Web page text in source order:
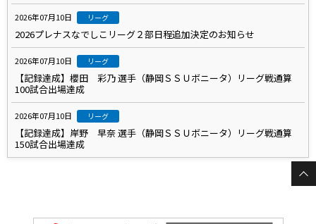
2026年07月10日 リーグ
2026プレナスなでしこリーグ２部日程追加決定のお知らせ
2026年07月10日 リーグ
【記録達成】櫻田 彩乃 選手（静岡ＳＳＵボニータ）リーグ戦通算
100試合出場達成
2026年07月10日 リーグ
【記録達成】岸野 早奈 選手（静岡ＳＳＵボニータ）リーグ戦通算
150試合出場達成